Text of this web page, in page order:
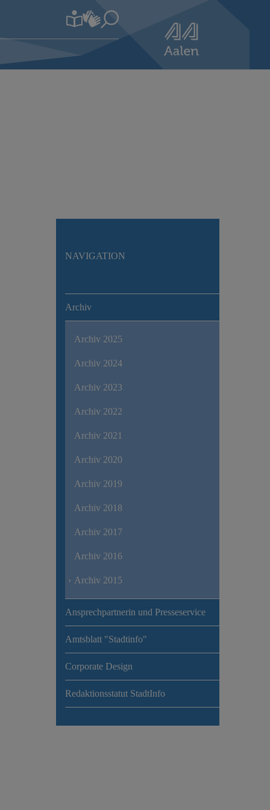
NAVIGATION
Archiv
Archiv 2025
Archiv 2024
Archiv 2023
Archiv 2022
Archiv 2021
Archiv 2020
Archiv 2019
Archiv 2018
Archiv 2017
Archiv 2016
Archiv 2015
Ansprechpartnerin und Presseservice
Amtsblatt "Stadtinfo"
Corporate Design
Redaktionsstatut StadtInfo